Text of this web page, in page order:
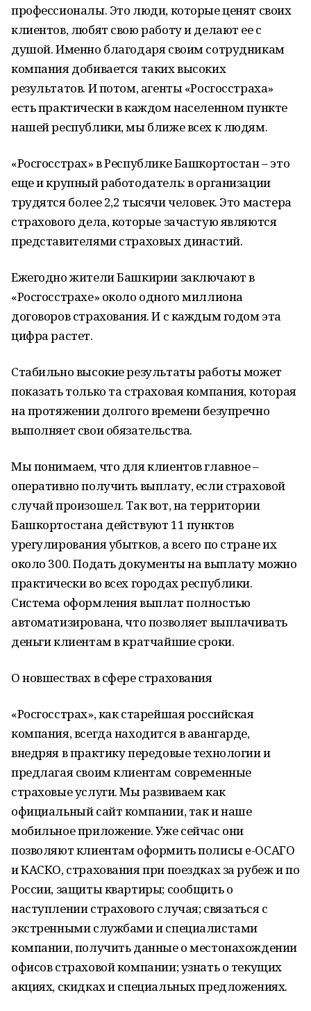
профессионалы. Это люди, которые ценят своих
клиентов, любят свою работу и делают ее с
душой. Именно благодаря своим сотрудникам
компания добивается таких высоких
результатов. И потом, агенты «Росгосстраха»
есть практически в каждом населенном пункте
нашей республики, мы ближе всех к людям.
«Росгосстрах» в Республике Башкортостан – это
еще и крупный работодатель: в организации
трудятся более 2,2 тысячи человек. Это мастера
страхового дела, которые зачастую являются
представителями страховых династий.
Ежегодно жители Башкирии заключают в
«Росгосстрахе» около одного миллиона
договоров страхования. И с каждым годом эта
цифра растет.
Стабильно высокие результаты работы может
показать только та страховая компания, которая
на протяжении долгого времени безупречно
выполняет свои обязательства.
Мы понимаем, что для клиентов главное –
оперативно получить выплату, если страховой
случай произошел. Так вот, на территории
Башкортостана действуют 11 пунктов
урегулирования убытков, а всего по стране их
около 300. Подать документы на выплату можно
практически во всех городах республики.
Система оформления выплат полностью
автоматизирована, что позволяет выплачивать
деньги клиентам в кратчайшие сроки.
О новшествах в сфере страхования
«Росгосстрах», как старейшая российская
компания, всегда находится в авангарде,
внедряя в практику передовые технологии и
предлагая своим клиентам современные
страховые услуги. Мы развиваем как
официальный сайт компании, так и наше
мобильное приложение. Уже сейчас они
позволяют клиентам оформить полисы e-ОСАГО
и КАСКО, страхования при поездках за рубеж и по
России, защиты квартиры; сообщить о
наступлении страхового случая; связаться с
экстренными службами и специалистами
компании, получить данные о местонахождении
офисов страховой компании; узнать о текущих
акциях, скидках и специальных предложениях.